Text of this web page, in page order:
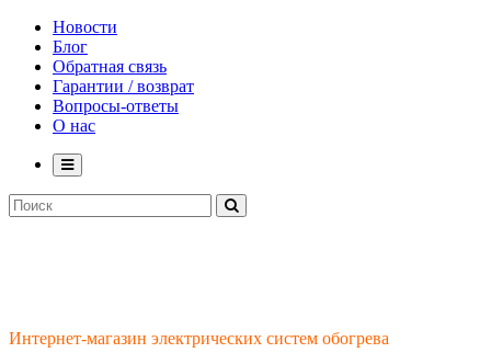
Новости
Блог
Обратная связь
Гарантии / возврат
Вопросы-ответы
О нас
Интернет-магазин электрических систем обогрева